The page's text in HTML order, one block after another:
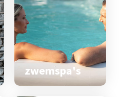
zwemspa's